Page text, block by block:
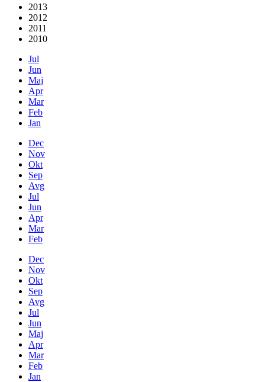
2013
2012
2011
2010
Jul
Jun
Maj
Apr
Mar
Feb
Jan
Dec
Nov
Okt
Sep
Avg
Jul
Jun
Apr
Mar
Feb
Dec
Nov
Okt
Sep
Avg
Jul
Jun
Maj
Apr
Mar
Feb
Jan